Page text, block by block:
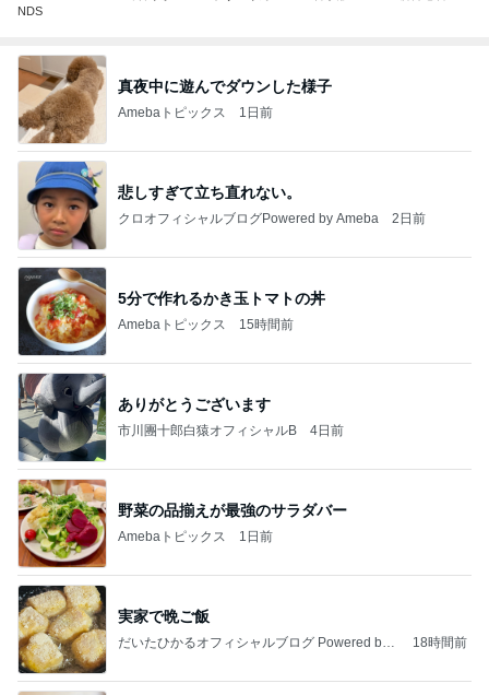
NDS
真夜中に遊んでダウンした様子
Amebaトピックス 1日前
悲しすぎて立ち直れない。
クロオフィシャルブログPowered by Ameba 2日前
5分で作れるかき玉トマトの丼
Amebaトピックス 15時間前
ありがとうございます
市川團十郎白猿オフィシャルB 4日前
野菜の品揃えが最強のサラダバー
Amebaトピックス 1日前
実家で晩ご飯
だいたひかるオフィシャルブログ Powered by
18時間前